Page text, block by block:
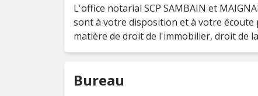
L'office notarial SCP SAMBAIN et
sont à votre disposition et à votre
matière de droit de l'immobilier, droit de
Bureau